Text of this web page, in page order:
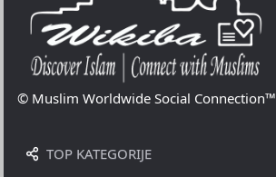
© Muslim Worldwide Social Connection™
TOP KATEGORIJE